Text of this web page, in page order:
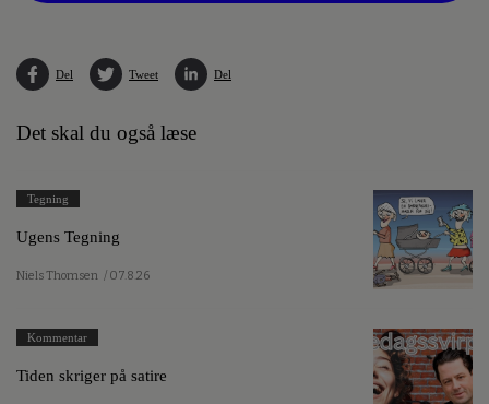
Del Tweet Del
Det skal du også læse
Tegning
Ugens Tegning
Niels Thomsen / 07.8.26
Kommentar
Tiden skriger på satire